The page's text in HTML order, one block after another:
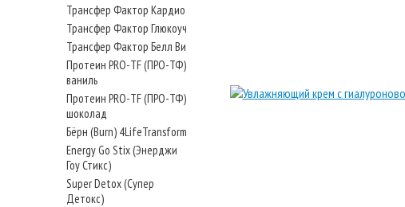
Трансфер Фактор Кардио
Трансфер Фактор Глюкоуч
Трансфер Фактор Белл Ви
Протеин PRO-TF (ПРО-ТФ)
ваниль
Протеин PRO-TF (ПРО-ТФ)
шоколад
Бёрн (Burn) 4LifeTransform
Energy Go Stix (Энерджи
Гоу Стикс)
Super Detox (Супер
Детокс)